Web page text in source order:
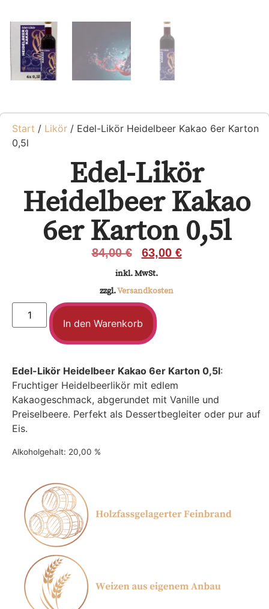
Start / Likör / Edel-Likör Heidelbeer Kakao 6er Karton
0,5l
Edel-Likör
Heidelbeer Kakao
6er Karton 0,5l
84,00€ 63,00 €
inkl. MwSt.
zzgl.Versandkosten
In den Warenkorb
Edel-Likör Heidelbeer Kakao 6er Karton 0,5l:
Fruchtiger Heidelbeerlikör mit edlem
Kakaogeschmack, abgerundet mit Vanille und
Preiselbeere. Perfekt als Dessertbegleiter oder pur auf
Eis.
Alkoholgehalt: 20,00 %